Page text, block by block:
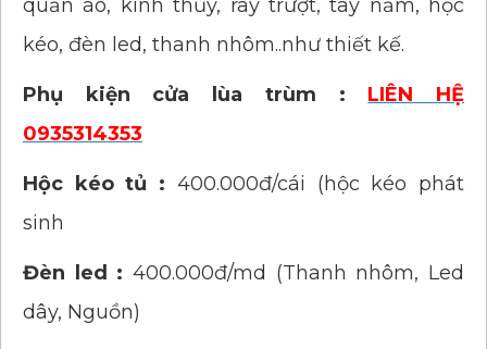
quần áo, kính thủy, ray trượt, tay nắm, hộc
kéo, đèn led, thanh nhôm..như thiết kế.
Phụ kiện cửa lùa trùm :
LIÊN HỆ
0935314353
Hộc kéo tủ : 400.000đ/cái (hộc kéo phát
sinh
Đèn led : 400.000đ/md (Thanh nhôm, Led
dây, Nguồn)